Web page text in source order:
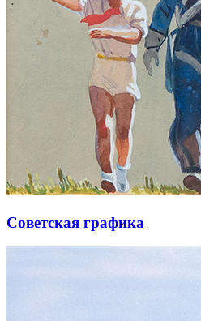
Советская графика